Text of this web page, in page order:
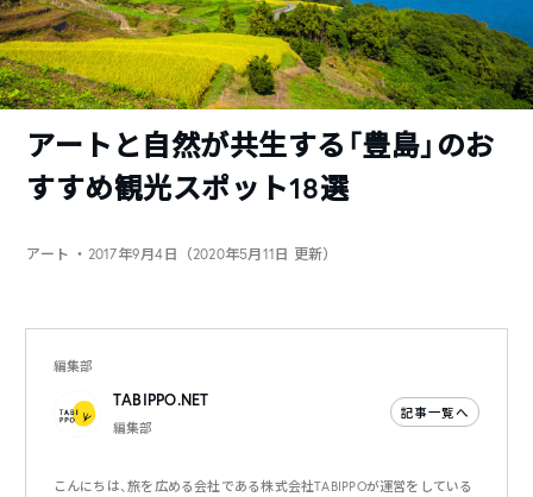
アートと自然が共生する「豊島」のお
すすめ観光スポット18選
アート ・2017年9月4日（2020年5月11日 更新）
編集部
TABIPPO.NET
編集部
記事一覧へ
こんにちは、旅を広める会社である株式会社TABIPPOが運営をしている